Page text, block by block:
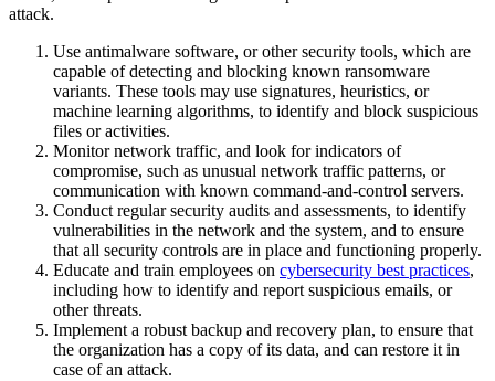
attack.
Use antimalware software, or other security tools, which are
capable of detecting and blocking known ransomware
variants. These tools may use signatures, heuristics, or
machine learning algorithms, to identify and block suspicious
files or activities.
Monitor network traffic, and look for indicators of
compromise, such as unusual network traffic patterns, or
communication with known command-and-control servers.
Conduct regular security audits and assessments, to identify
vulnerabilities in the network and the system, and to ensure
that all security controls are in place and functioning properly.
Educate and train employees on cybersecurity best practices,
including how to identify and report suspicious emails, or
other threats.
Implement a robust backup and recovery plan, to ensure that
the organization has a copy of its data, and can restore it in
case of an attack.